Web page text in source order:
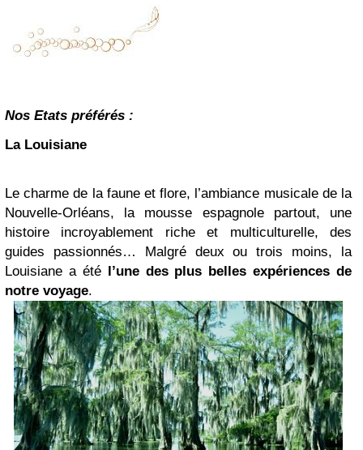
Nos Etats préférés :
La Louisiane
Le charme de la faune et flore, l’ambiance musicale de la
Nouvelle-Orléans, la mousse espagnole partout, une
histoire incroyablement riche et multiculturelle, des
guides passionnés… Malgré deux ou trois moins, la
Louisiane a été l’une des plus belles expériences de
notre voyage.